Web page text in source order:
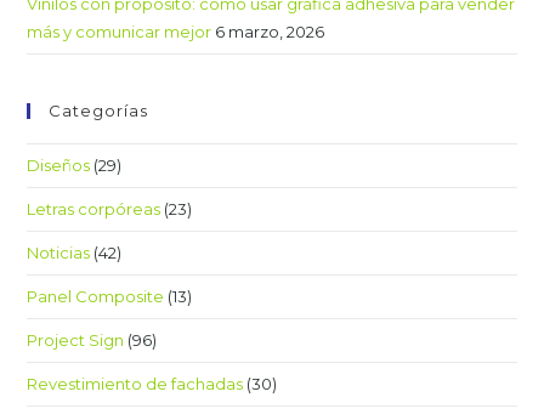
más y comunicar mejor 6 marzo, 2026
Categorías
Diseños (29)
Letras corpóreas (23)
Noticias (42)
Panel Composite (13)
Project Sign (96)
Revestimiento de fachadas (30)